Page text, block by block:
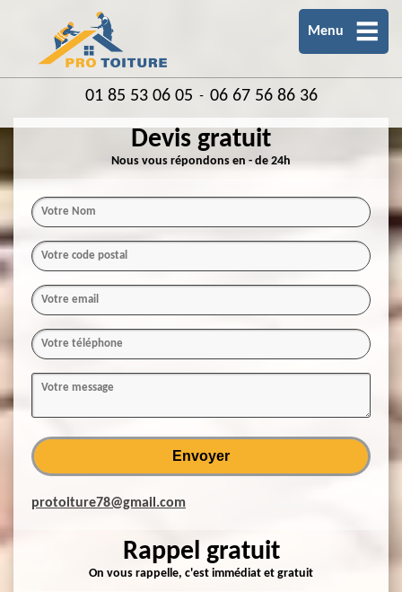
Menu
01 85 53 06 05 - 06 67 56 86 36
Devis gratuit
Nous vous répondons en - de 24h
protoiture78@gmail.com
Rappel gratuit
On vous rappelle, c'est immédiat et gratuit